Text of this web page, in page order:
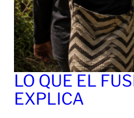
LO QUE EL
EXPLICA